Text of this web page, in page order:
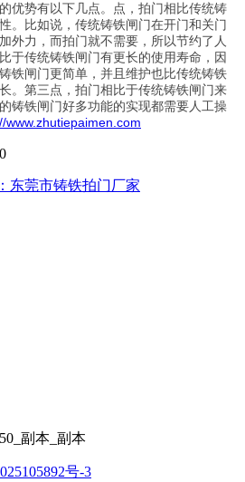
优势有以下几点。点，拍门相比传统铸
。比如说，传统铸铁闸门在开门和关门
外力，而拍门就不需要，所以节约了人
于传统铸铁闸门有更长的使用寿命，因
铁闸门更简单，并且维护也比传统铸铁
。第三点，拍门相比于传统铸铁闸门来
铸铁闸门好多功能的实现都需要人工操
www.zhutiepaimen.com
东莞市铸铁拍门厂家
号-3